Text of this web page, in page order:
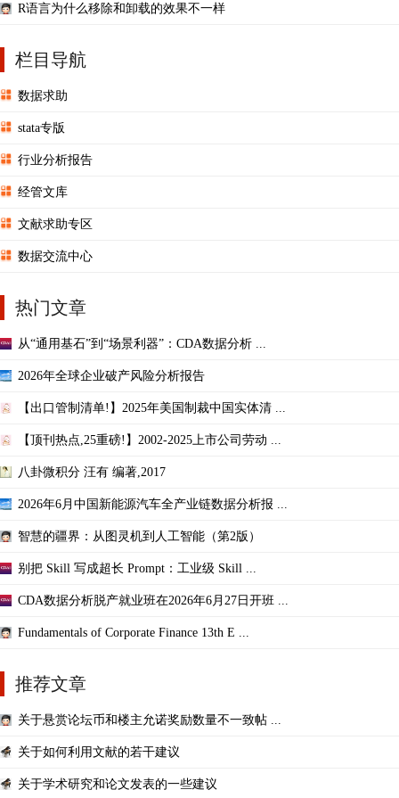
R语言为什么移除和卸载的效果不一样
栏目导航
数据求助
stata专版
行业分析报告
经管文库
文献求助专区
数据交流中心
热门文章
从“通用基石”到“场景利器”：CDA数据分析 ...
2026年全球企业破产风险分析报告
【出口管制清单!】2025年美国制裁中国实体清 ...
【顶刊热点,25重磅!】2002-2025上市公司劳动 ...
八卦微积分 汪有 编著,2017
2026年6月中国新能源汽车全产业链数据分析报 ...
智慧的疆界：从图灵机到人工智能（第2版）
别把 Skill 写成超长 Prompt：工业级 Skill ...
CDA数据分析脱产就业班在2026年6月27日开班 ...
Fundamentals of Corporate Finance 13th E ...
推荐文章
关于悬赏论坛币和楼主允诺奖励数量不一致帖 ...
关于如何利用文献的若干建议
关于学术研究和论文发表的一些建议